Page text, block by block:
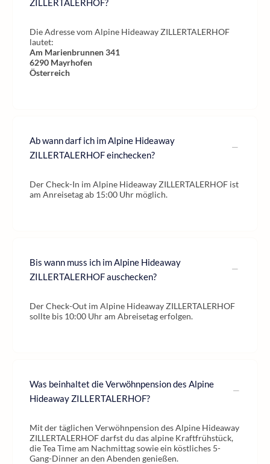
ZILLERTALERHOF?
Die Adresse vom Alpine Hideaway ZILLERTALERHOF
lautet:
Am Marienbrunnen 341
6290 Mayrhofen
Österreich
Ab wann darf ich im Alpine Hideaway
ZILLERTALERHOF einchecken?
Der Check-In im Alpine Hideaway ZILLERTALERHOF ist
am Anreisetag ab 15:00 Uhr möglich.
Bis wann muss ich im Alpine Hideaway
ZILLERTALERHOF auschecken?
Der Check-Out im Alpine Hideaway ZILLERTALERHOF
sollte bis 10:00 Uhr am Abreisetag erfolgen.
Was beinhaltet die Verwöhnpension des Alpine
Hideaway ZILLERTALERHOF?
Mit der täglichen Verwöhnpension des Alpine Hideaway
ZILLERTALERHOF darfst du das alpine Kraftfrühstück,
die Tea Time am Nachmittag sowie ein köstliches 5-
Gang-Dinner an den Abenden genießen.